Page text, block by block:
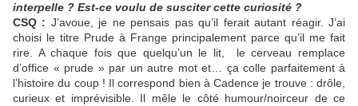
interpelle ? Est-ce voulu de susciter cette curiosité ?
CSQ : J’avoue, je ne pensais pas qu’il ferait autant réagir. J’ai
choisi le titre Prude à Frange principalement parce qu’il me fait
rire. A chaque fois que quelqu’un le lit, le cerveau remplace
d’office « prude » par un autre mot et… ça colle parfaitement à
l’histoire du coup ! Il correspond bien à Cadence je trouve : drôle,
curieux et imprévisible. Il mêle le côté humour/noirceur de ce